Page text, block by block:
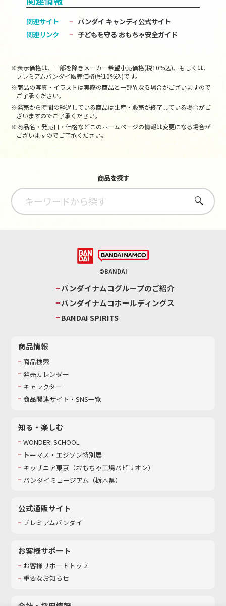
関連サイト
バンダイ キャンディ公式サイト
関連リンク
子どもを守る おもちゃ安全ガイド
※表示価格は、一部を除きメーカー希望小売価格(税10%込)、もしくは、
プレミアムバンダイ販売価格(税10%込)です。
※商品の写真・イラストは実際の商品と一部異なる場合がございますので
ご了承ください。
※発売から時間の経過している商品は生産・販売が終了している場合がご
ざいますのでご了承ください。
※商品名・発売日・価格などこのホームページの情報は変更になる場合が
ございますのでご了承ください。
商品を探す
さがす
©BANDAI
バンダイナムコグループのご紹介
バンダイナムコホールディングス
BANDAI SPIRITS
商品情報
商品検索
発売カレンダー
キャラクター
商品関連サイト・SNS一覧
知る・楽しむ
WONDER! SCHOOL
トーマス・エジソン特別展
キッザニア東京（おもちゃ工場パビリオン）​
バンダイミュージアム（栃木県）
公式通販サイト
プレミアムバンダイ
お客様サポート
お客様サポートトップ
重要なお知らせ